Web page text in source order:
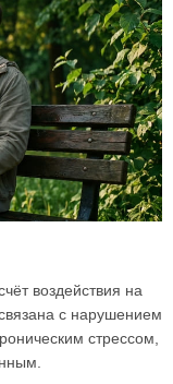
воздействия на
с нарушением
стрессом,